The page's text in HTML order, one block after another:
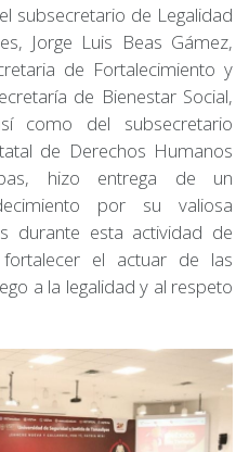
subsecretario de Legalidad
Jorge Luis Beas Gámez,
de Fortalecimiento y
de Bienestar Social,
como del subsecretario
de Derechos Humanos
hizo entrega de un
por su valiosa
durante esta actividad de
el actuar de las
a la legalidad y al respeto